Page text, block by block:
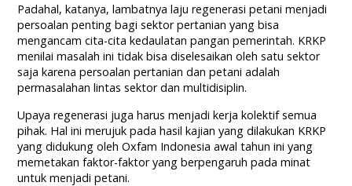
Padahal, katanya, lambatnya laju regenerasi petani menjadi
persoalan penting bagi sektor pertanian yang bisa
mengancam cita-cita kedaulatan pangan pemerintah. KRKP
menilai masalah ini tidak bisa diselesaikan oleh satu sektor
saja karena persoalan pertanian dan petani adalah
permasalahan lintas sektor dan multidisiplin.
Upaya regenerasi juga harus menjadi kerja kolektif semua
pihak. Hal ini merujuk pada hasil kajian yang dilakukan KRKP
yang didukung oleh Oxfam Indonesia awal tahun ini yang
memetakan faktor-faktor yang berpengaruh pada minat
untuk menjadi petani.